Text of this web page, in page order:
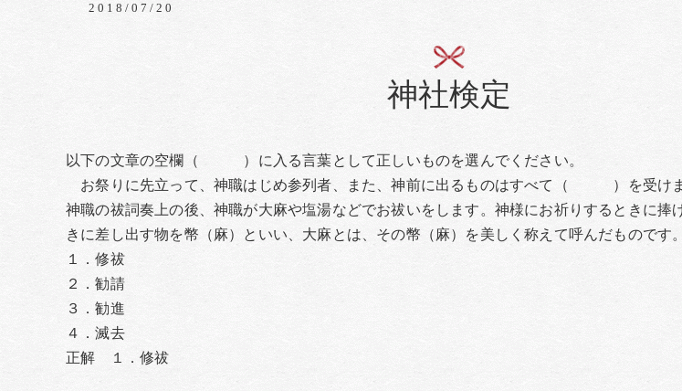
2018/07/20
神社検定
以下の文章の空欄（ ）に入る言葉として正しいものを選んでください。
お祭りに先立って、神職はじめ参列者、また、神前に出るものはすべて（ ）を
神職の祓詞奏上の後、神職が大麻や塩湯などでお祓いをします。神様にお祈りするときに捧
きに差し出す物を幣（麻）といい、大麻とは、その幣（麻）を美しく称えて呼んだものです。
１．修祓
２．勧請
３．勧進
４．滅去
正解 １．修祓